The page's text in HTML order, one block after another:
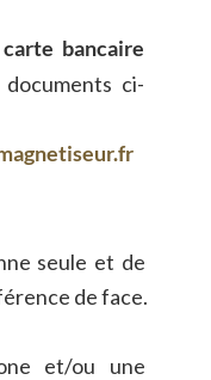
carte bancaire
documents ci-
seule et de
de face.
et/ou
une